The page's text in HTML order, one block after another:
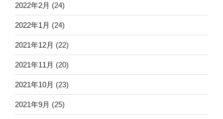
2022年2月 (24)
2022年1月 (24)
2021年12月 (22)
2021年11月 (20)
2021年10月 (23)
2021年9月 (25)